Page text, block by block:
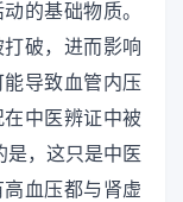
的基础物质。
破，进而影响
导致血管内压
中医辨证中被
是，这只是中医
血压都与肾虚